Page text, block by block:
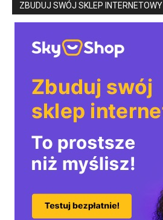
ZBUDUJ SWÓJ SKLEP INTERNETOWY